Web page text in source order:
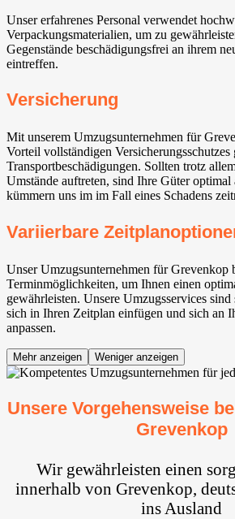
Unser erfahrenes Personal verwendet
Verpackungsmaterialien, um zu
Gegenstände beschädigungsfrei an ihrem
eintreffen.
Versicherung
Mit unserem Umzugsunternehmen für
Vorteil vollständigen Versicherungsschutzes
Transportbeschädigungen. Sollten trotz
Umstände auftreten, sind Ihre Güter
kümmern uns im im Fall eines Schadens
Variierbare
Unser Umzugsunternehmen für Grevenkop
Terminmöglichkeiten, um Ihnen einen
gewährleisten. Unsere Umzugsservices
sich in Ihren Zeitplan einfügen und sich an
anpassen.
Mehr anzeigen Weniger anzeigen
Unsere Vorgehensweise
Grevenkop
Wir gewährleisten einen
innerhalb von Grevenkop,
ins Ausland